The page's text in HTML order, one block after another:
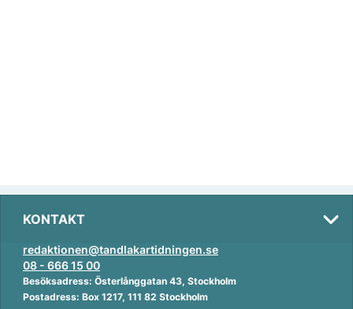
KONTAKT
redaktionen@tandlakartidningen.se
08 - 666 15 00
Besöksadress: Österlånggatan 43, Stockholm
Postadress: Box 1217, 111 82 Stockholm